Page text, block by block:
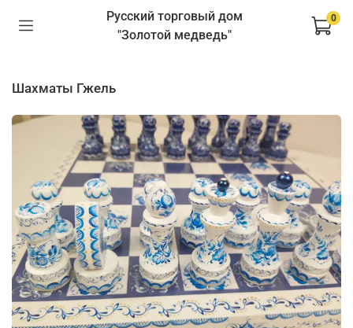
Русский торговый дом
"Золотой медведь"
0
шахматы Гжель